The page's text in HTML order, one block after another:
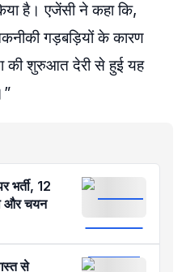
है। एजेंसी ने कहा कि,
तकनीकी गड़बड़ियों के कारण
की शुरुआत देरी से हुई यह
भर्ती, 12
और चयन
से